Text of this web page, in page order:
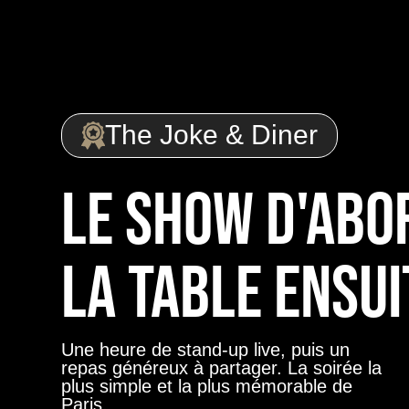
The Joke & Diner
LE SHOW
LA TABLE
Une heure de stand-up live, puis un
repas généreux à partager. La soirée la
plus simple et la plus mémorable de
Paris.